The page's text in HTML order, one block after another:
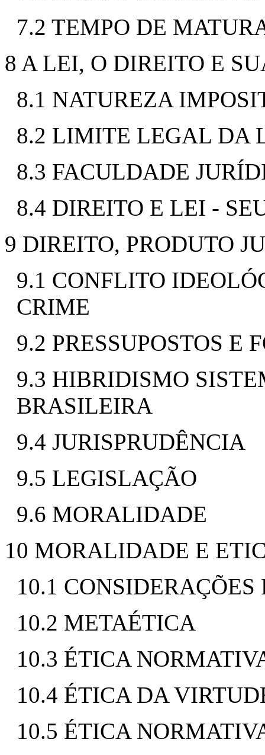
7.2 TEMPO DE
8 A LEI, O DIREITO E
8.1 NATUREZA
8.2 LIMITE LEGAL DA
8.3 FACULDADE
8.4 DIREITO E LEI -
9 DIREITO, PRODUTO
9.1 CONFLITO
CRIME
9.2 PRESSUPOSTOS E
9.3 HIBRIDISMO
BRASILEIRA
9.4 JURISPRUDÊNCIA
9.5 LEGISLAÇÃO
9.6 MORALIDADE
10 MORALIDADE E
10.1 CONSIDERAÇÕES
10.2 METAÉTICA
10.3 ÉTICA
10.4 ÉTICA DA
10.5 ÉTICA